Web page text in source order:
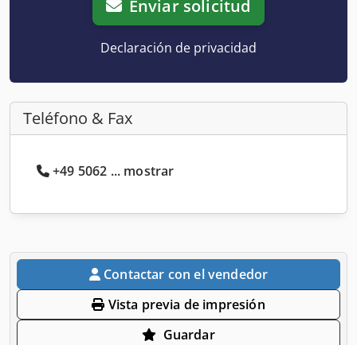
Enviar solicitud
Declaración de privacidad
Teléfono & Fax
+49 5062 ... mostrar
Contactar con el vendedor
Vista previa de impresión
Guardar